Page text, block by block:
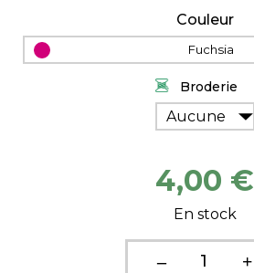
Couleur
Fuchsia
Broderie
Aucune
4,00 €
En stock